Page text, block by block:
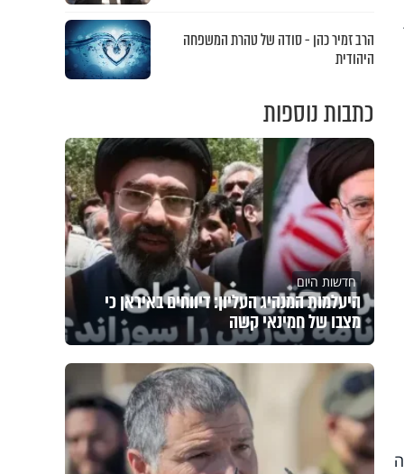
הרב זמיר כהן - סודה של טהרת המשפחה
היהודית
כתבות נוספות
חדשות היום
היעלמות המנהיג העליון: דיווחים באיראן כי
מצבו של חמינאי קשה